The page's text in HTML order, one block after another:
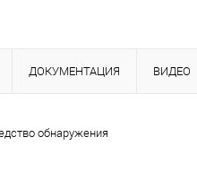
ДОКУМЕНТАЦИЯ ВИДЕО
обнаружения